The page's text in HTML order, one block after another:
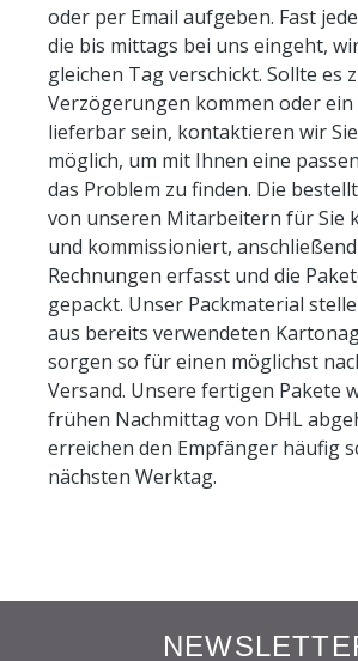
oder per Email aufgeben. Fast
die bis mittags bei uns eingeht,
gleichen Tag verschickt. Sollte es
Verzögerungen kommen oder
lieferbar sein, kontaktieren wir
möglich, um mit Ihnen eine
das Problem zu finden. Die
von unseren Mitarbeitern für Sie
und kommissioniert,
Rechnungen erfasst und die
gepackt. Unser Packmaterial
aus bereits verwendeten
sorgen so für einen möglichst
Versand. Unsere fertigen Pakete
frühen Nachmittag von DHL
erreichen den Empfänger häufig
nächsten Werktag.